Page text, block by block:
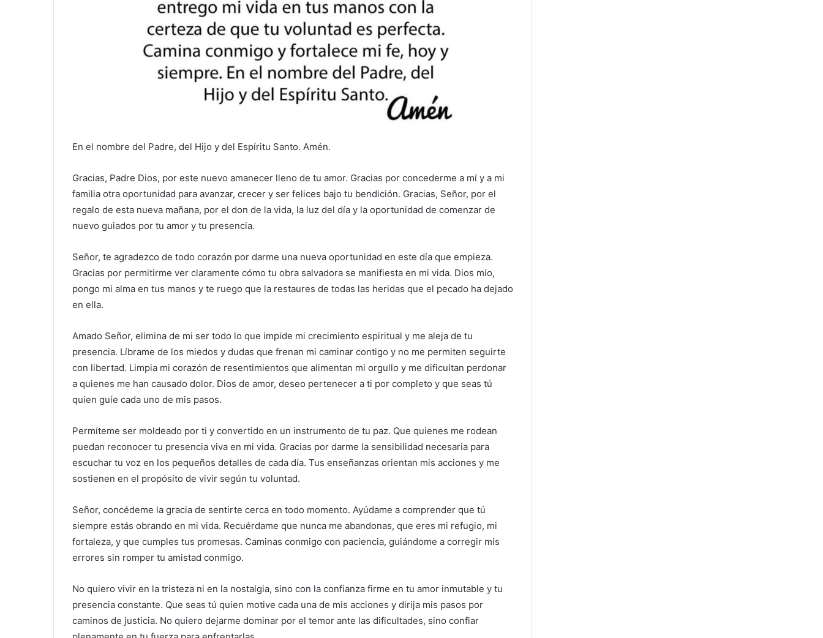
En el nombre del Padre, del Hijo y del Espíritu Santo. Amén.
Gracias, Padre Dios, por este nuevo amanecer lleno de tu amor. Gracias por concederme a mí y a mi
familia otra oportunidad para avanzar, crecer y ser felices bajo tu bendición. Gracias, Señor, por el
regalo de esta nueva mañana, por el don de la vida, la luz del día y la oportunidad de comenzar de
nuevo guiados por tu amor y tu presencia.
Señor, te agradezco de todo corazón por darme una nueva oportunidad en este día que empieza.
Gracias por permitirme ver claramente cómo tu obra salvadora se manifiesta en mi vida. Dios mío,
pongo mi alma en tus manos y te ruego que la restaures de todas las heridas que el pecado ha dejado
en ella.
Amado Señor, elimina de mi ser todo lo que impide mi crecimiento espiritual y me aleja de tu
presencia. Líbrame de los miedos y dudas que frenan mi caminar contigo y no me permiten seguirte
con libertad. Limpia mi corazón de resentimientos que alimentan mi orgullo y me dificultan perdonar
a quienes me han causado dolor. Dios de amor, deseo pertenecer a ti por completo y que seas tú
quien guíe cada uno de mis pasos.
Permíteme ser moldeado por ti y convertido en un instrumento de tu paz. Que quienes me rodean
puedan reconocer tu presencia viva en mi vida. Gracias por darme la sensibilidad necesaria para
escuchar tu voz en los pequeños detalles de cada día. Tus enseñanzas orientan mis acciones y me
sostienen en el propósito de vivir según tu voluntad.
Señor, concédeme la gracia de sentirte cerca en todo momento. Ayúdame a comprender que tú
siempre estás obrando en mi vida. Recuérdame que nunca me abandonas, que eres mi refugio, mi
fortaleza, y que cumples tus promesas. Caminas conmigo con paciencia, guiándome a corregir mis
errores sin romper tu amistad conmigo.
No quiero vivir en la tristeza ni en la nostalgia, sino con la confianza firme en tu amor inmutable y tu
presencia constante. Que seas tú quien motive cada una de mis acciones y dirija mis pasos por
caminos de justicia. No quiero dejarme dominar por el temor ante las dificultades, sino confiar